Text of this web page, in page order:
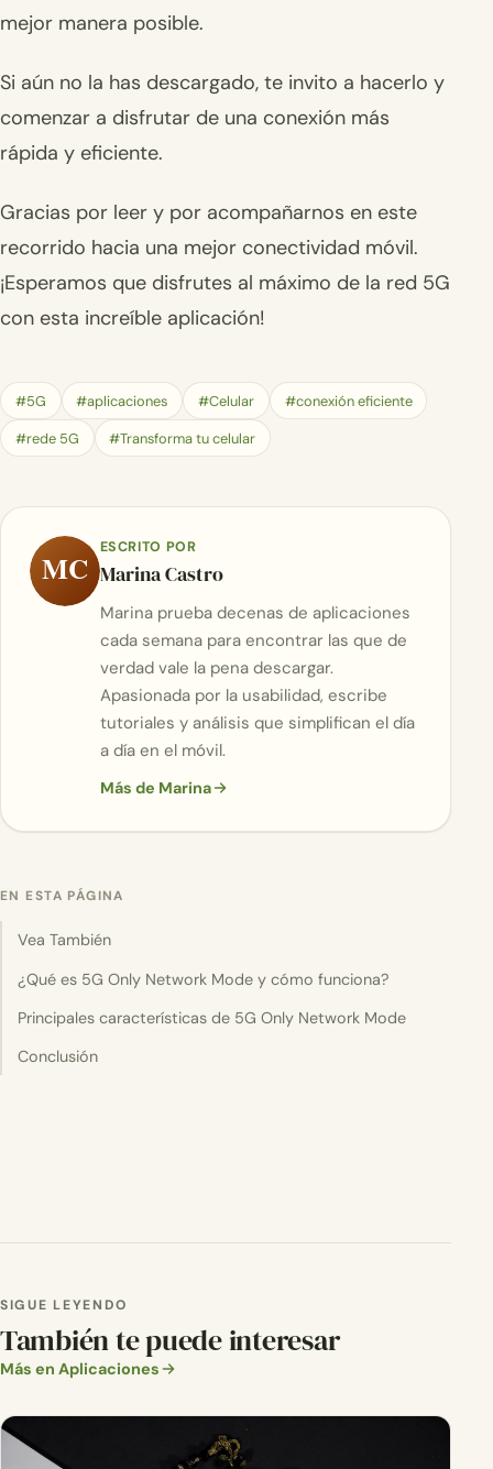
mejor manera posible.
Si aún no la has descargado, te invito a hacerlo y
comenzar a disfrutar de una conexión más
rápida y eficiente.
Gracias por leer y por acompañarnos en este
recorrido hacia una mejor conectividad móvil.
¡Esperamos que disfrutes al máximo de la red 5G
con esta increíble aplicación!
#5G #aplicaciones #Celular #conexión eficiente
#rede 5G #Transforma tu celular
MC
ESCRITO POR
Marina Castro
Marina prueba decenas de aplicaciones
cada semana para encontrar las que de
verdad vale la pena descargar.
Apasionada por la usabilidad, escribe
tutoriales y análisis que simplifican el día
a día en el móvil.
Más de Marina
EN ESTA PÁGINA
Vea También
¿Qué es 5G Only Network Mode y cómo funciona?
Principales características de 5G Only Network Mode
Conclusión
SIGUE LEYENDO
También te puede interesar
Más en Aplicaciones